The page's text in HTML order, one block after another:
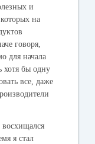
и
на
говоря,
для начала
хотя бы одну
все, даже
восхищался
я стал